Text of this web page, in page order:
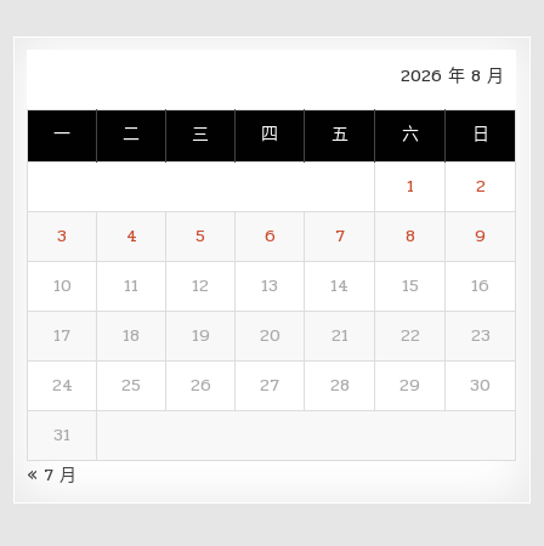
2026 年 8 月
一 二 三 四 五 六 日
1
2
3
4 5 6 7 8
9
10
11 12 13 14 15
16
17
18 19 20 21 22
23
24
25 26 27 28 29
30
31
« 7 月